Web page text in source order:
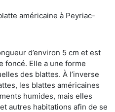
américaine à Peyriac-
d’environ 5 cm et est
foncé. Elle a une forme
des blattes. À l’inverse
les blattes américaines
humides, mais elles
autres habitations afin de se